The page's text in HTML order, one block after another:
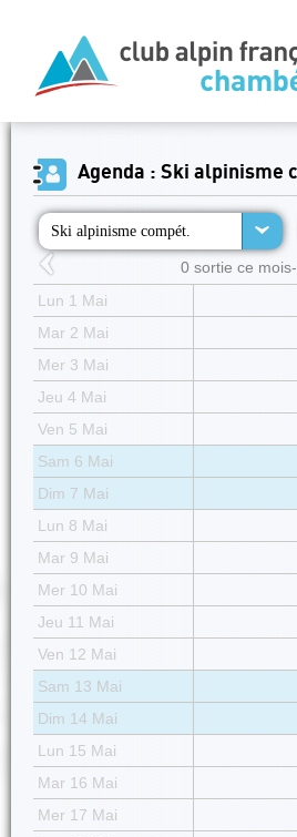
Agenda : Ski alpinisme
Ski alpinisme compét.
0 sortie ce
Lun 1 Mai
Mar 2 Mai
Mer 3 Mai
Jeu 4 Mai
Ven 5 Mai
Sam 6 Mai
Dim 7 Mai
Lun 8 Mai
Mar 9 Mai
Mer 10 Mai
Jeu 11 Mai
Ven 12 Mai
Sam 13 Mai
Dim 14 Mai
Lun 15 Mai
Mar 16 Mai
Mer 17 Mai